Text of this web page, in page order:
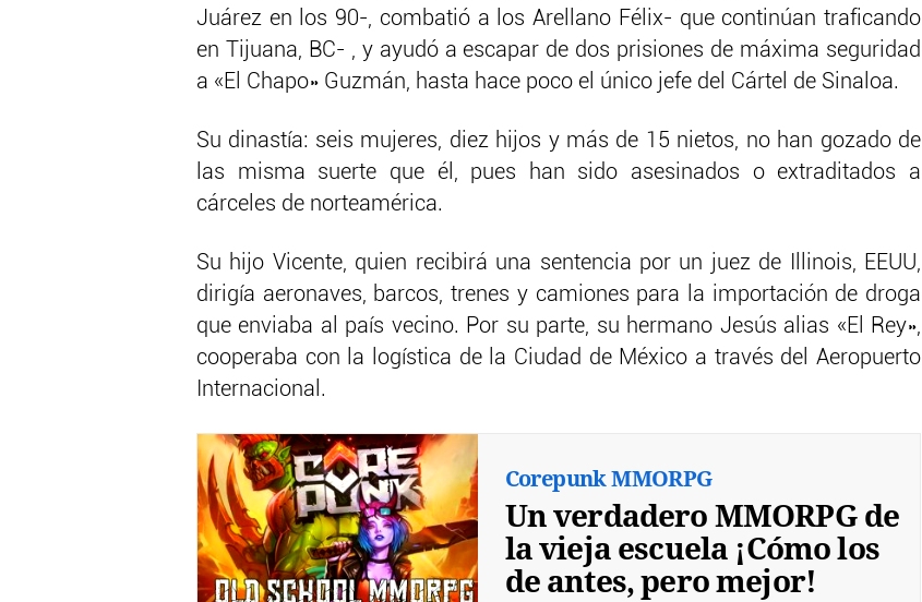
Juárez en los 90-, combatió a los Arellano Félix- que continúan traficando
en Tijuana, BC- , y ayudó a escapar de dos prisiones de máxima seguridad
a «El Chapo» Guzmán, hasta hace poco el único jefe del Cártel de Sinaloa.
Su dinastía: seis mujeres, diez hijos y más de 15 nietos, no han gozado de
las misma suerte que él, pues han sido asesinados o extraditados a
cárceles de norteamérica.
Su hijo Vicente, quien recibirá una sentencia por un juez de Illinois, EEUU,
dirigía aeronaves, barcos, trenes y camiones para la importación de droga
que enviaba al país vecino. Por su parte, su hermano Jesús alias «El Rey»,
cooperaba con la logística de la Ciudad de México a través del Aeropuerto
Internacional.
Corepunk MMORPG
Un verdadero MMORPG de
la vieja escuela ¡Cómo los
de antes, pero mejor!